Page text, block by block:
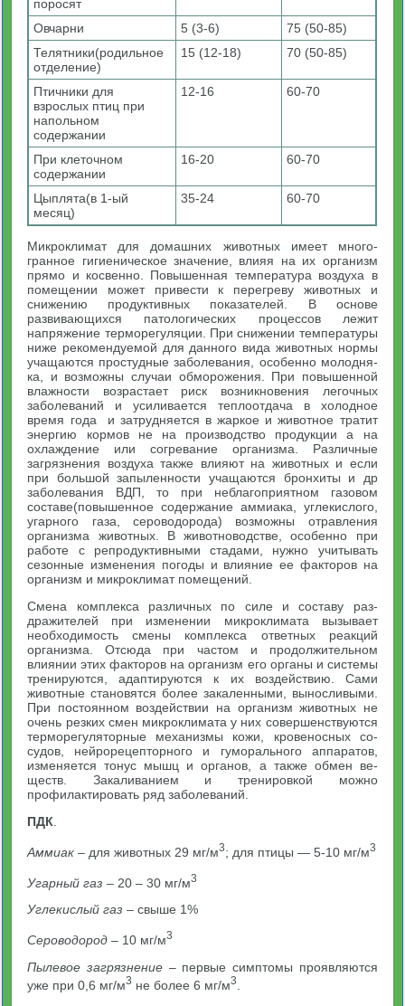
поросят
Овчарни 5 (3-6)
75 (50-85)
Телятники(родильное
отделение)
15 (12-18) 70 (50-85)
Птичники для
взрослых птиц при
напольном
содержании
12-16 60-70
При клеточном
содержании
16-20 60-70
Цыплята(в 1-ый
месяц)
35-24 60-70
Микроклимат для домашних животных имеет много­
гранное гигиеническое значение, влияя на их организм
прямо и косвенно. Повышенная температура воздуха в
помещении может привести к перегреву животных и
снижению продуктивных показателей. В основе
развивающихся патологических процессов ле­жит
напряжение терморегуляции. При снижении температуры
ниже рекомендуемой для данного вида животных нормы
учащаются простудные заболевания, особенно молодня­
ка, и возможны случаи обморожения. При повышенной
влажности возрастает риск возникновения легочных
заболеваний и усиливается теплоотдача в холодное
время года и затрудняется в жаркое и животное тратит
энергию кормов не на производство продукции а на
охлаждение или согревание организма. Различные
загрязнения воздуха также влияют на животных и если
при большой запыленности учащаются бронхиты и др
заболевания ВДП, то при неблагоприятном газовом
составе(повышенное содержание аммиака, углекислого,
угарного газа, сероводорода) возможны отравления
организма животных. В животноводстве, особенно при
работе с репродуктив­ными стадами, нужно учитывать
сезонные изменения по­годы и влияние ее факторов на
организм и микроклимат помещений.
Смена комплекса различных по силе и составу раз­
дражителей при изменении микроклимата вызывает
необходи­мость смены комплекса ответных реакций
организма. Отсюда при частом и продолжительном
влиянии этих факторов на организм его органы и системы
тре­нируются, адаптируются к их воздействию. Сами
живот­ные становятся более закаленными, выносливыми.
При постоянном воздействии на организм животных не
очень резких смен микроклимата у них совершенствуются
терморегуляторные механизмы кожи, кровеносных со­
судов, нейрорецепторного и гуморального аппаратов,
изменяется тонус мышц и органов, а также обмен ве­
ществ. Закаливанием и тренировкой можно
профилактировать ряд заболеваний.
ПДК
Аммиак – для животных 29 мг/м3; для птицы — 5-10 мг/м3
Угарный газ – 20 – 30 мг/м3
Углекислый газ – свыше 1%
Сероводород – 10 мг/м3
Пылевое загрязнение – первые симптомы проявляются
уже при 0,6 мг/м3 не более 6 мг/м3